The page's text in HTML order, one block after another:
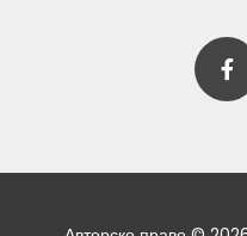
F
a
c
e
o